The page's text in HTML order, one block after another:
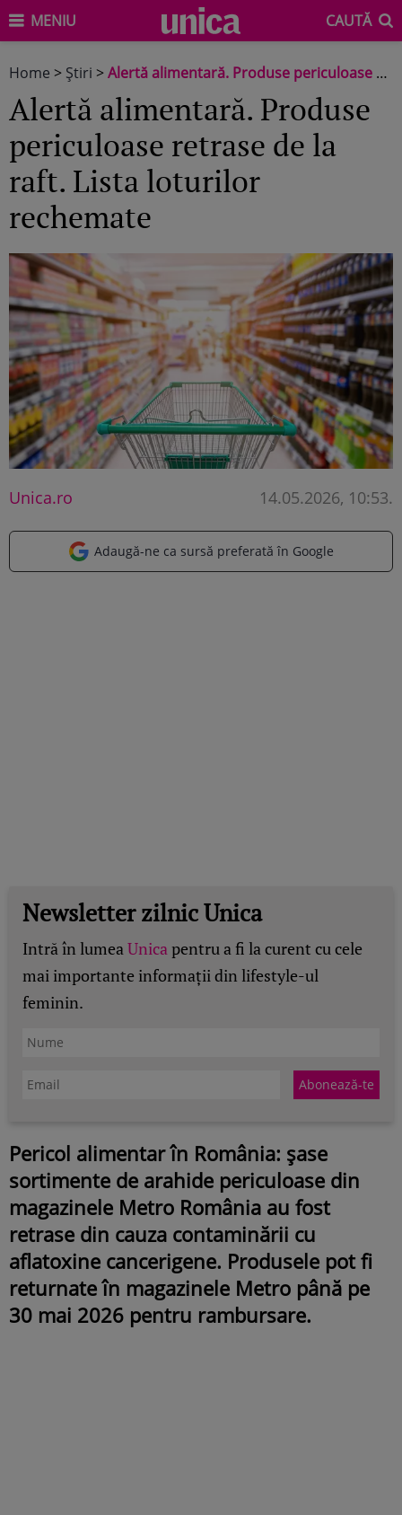
MENIU CAUTĂ
Home > Știri >Alertă alimentară. Produse periculoase retrase de la raft. Lista loturilor rechemate
Alertă alimentară. Produse
periculoase retrase de la
raft. Lista loturilor
rechemate
Unica.ro 14.05.2026, 10:53.
Adaugă-ne ca sursă preferată în Google
Newsletter zilnic Unica
Intră în lumeaUnicapentru a fi la curent cu cele
mai importante informații din lifestyle-ul
feminin.
Pericol alimentar în România: șase
sortimente de arahide periculoase din
magazinele Metro România au fost
retrase din cauza contaminării cu
aflatoxine cancerigene. Produsele pot fi
returnate în magazinele Metro până pe
30 mai 2026 pentru rambursare.